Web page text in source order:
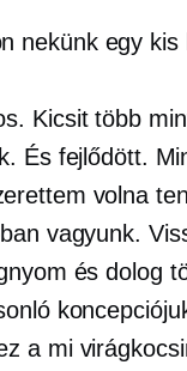
nekünk egy
Kicsit több
És fejlődött.
volna
vagyunk.
és dolog
a mi